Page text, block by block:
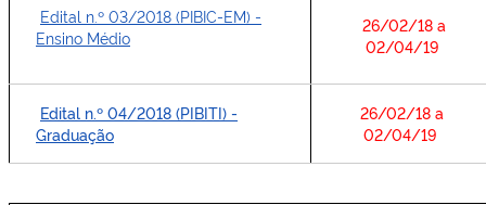
Edital n.º 03/2018 (PIBIC-EM) -
Ensino Médio
26/02/18 a
02/04/19
Edital n.º 04/2018 (PIBITI) -
Graduação
26/02/18 a
02/04/19